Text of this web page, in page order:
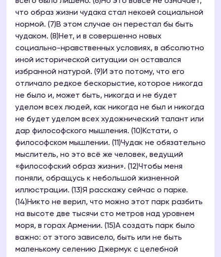
что образ жизни чудака стал некоей социальной
нормой. (7)В этом случае он перестал бы быть
чудаком. (8)Нет, и в совершенно новых
социально-нравственных условиях, в абсолютно
иной исторической ситуации он оставался
избранной натурой. (9)И это потому, что его
отличало редкое бескорыстие, которое никогда
не было и, может быть, никогда и не будет
уделом всех людей, как никогда не был и никогда
не будет уделом всех художнический талант или
дар философского мышления. (10)Кстати, о
философском мышлении. (11)Чудак не обязательно
мыслитель, но это всё же человек, ведущий
«философский образ жизни». (12)Чтобы меня
поняли, обращусь к небольшой жизненной
иллюстрации. (13)Я расскажу сейчас о парке.
(14)Никто не верил, что можно этот парк разбить
на высоте две тысячи сто метров над уровнем
моря, в горах Армении. (15)А создать парк было
важно: от этого зависело, быть или не быть
маленькому селению Джермук с целебной